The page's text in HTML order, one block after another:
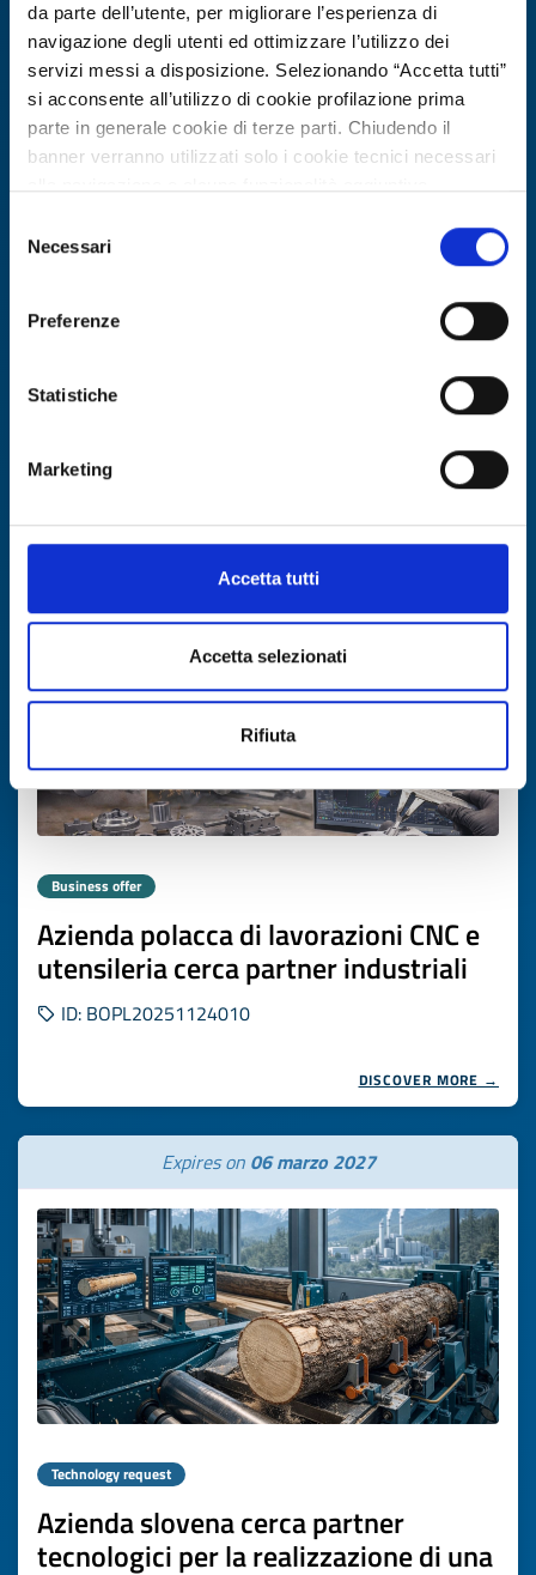
da parte dell’utente, per migliorare l’esperienza di
navigazione degli utenti ed ottimizzare l’utilizzo dei
servizi messi a disposizione. Selezionando “Accetta tutti”
si acconsente all’utilizzo di cookie profilazione prima
parte in generale cookie di terze parti. Chiudendo il
banner verranno utilizzati solo i cookie tecnici necessari
Per conoscere i dettagli, consulta la nostra cookie policy.
https://www.openinnovation.regione.lombardia.it/it/co
https://www.openinnovation.regione.lombardia.it/it/pr
delNecessari
Preferenze
Statistiche
Marketing
Accetta tutti
Accetta selezionati
Rifiuta
Azienda polacca cerca laboratorio per
test di tenuta packaging cosmetico
per trasporto aereo
DISCOVER MORE →
Expires on26 febbraio 2027
Business offer
Azienda polacca di lavorazioni CNC e
utensileria cerca partner industriali
ID: BOPL20251124010
DISCOVER MORE →
Expires on 06 marzo 2027
Technology request
Azienda slovena cerca partner
tecnologici per la realizzazione di una